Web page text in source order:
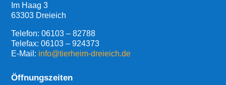
Im Haag 3
63303 Dreieich
Telefon:06103 – 82788
Telefax: 06103 – 924373
E-Mail: info@tierheim-dreieich.de
Öffnungszeiten